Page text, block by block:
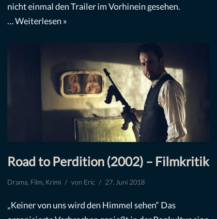
nicht einmal den Trailer im Vorhinein gesehen.
…Weiterlesen »
Road to Perdition (2002) – Filmkritik
Drama Film Krimi von Eric 27. Juni 2018
„Keiner von uns wird den Himmel sehen“ Das